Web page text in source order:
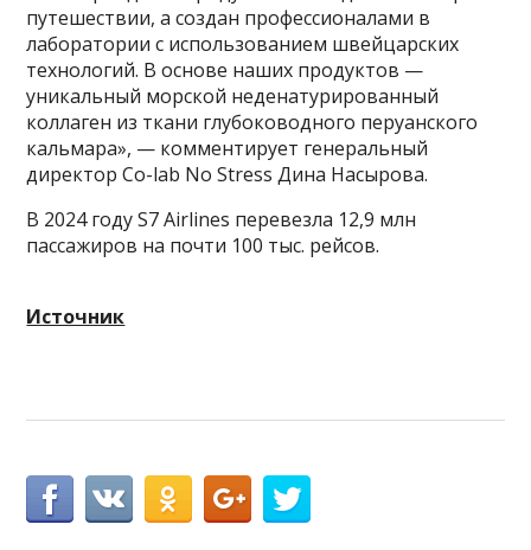
путешествии, а создан профессионалами в
лаборатории с использованием швейцарских
технологий. В основе наших продуктов —
уникальный морской неденатурированный
коллаген из ткани глубоководного перуанского
кальмара», — комментирует генеральный
директор Co-lab No Stress Дина Насырова.
В 2024 году S7 Airlines перевезла 12,9 млн
пассажиров на почти 100 тыс. рейсов.
Источник